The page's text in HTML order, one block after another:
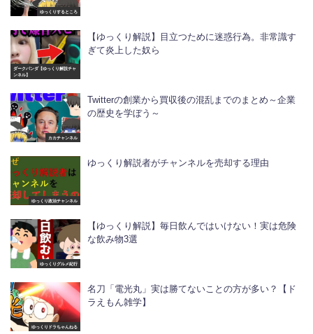
ゆっくりするところ
ダークパンダ【ゆっくり解説チャ
ンネル】
【ゆっくり解説】目立つために迷惑行為。非常識す
ぎて炎上した奴ら
カカチャンネル
Twitterの創業から買収後の混乱までのまとめ～企業
の歴史を学ぼう～
ゆっくり政治チャンネル
ゆっくり解説者がチャンネルを売却する理由
ゆっくりグルメ紀行
【ゆっくり解説】毎日飲んではいけない！実は危険
な飲み物3選
ゆっくりドラちゃんねる
名刀「電光丸」実は勝てないことの方が多い？【ド
ラえもん雑学】